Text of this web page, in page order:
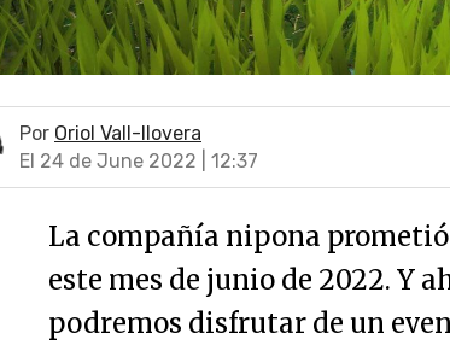
Por Oriol Vall-llovera
El 24 de June 2022 | 12:37
La compañía nipona
este mes de junio de 2022. Y
podremos disfrutar de un